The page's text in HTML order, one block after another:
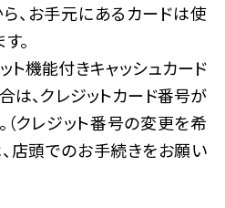
、お手元にあるカードは使
。
ト機能付きキャッシュカード
は、クレジットカード番号が
（クレジット番号の変更を希
店頭でのお手続きをお願い